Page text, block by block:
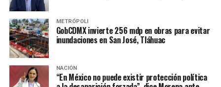
METRÓPOLI
GobCDMX invierte 256 mdp en obras para evitar
inundaciones en San José, Tláhuac
NACIÓN
“En México no puede existir protección política